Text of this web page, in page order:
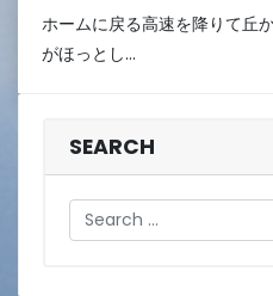
4
ホームに戻る高速を降りて丘
がほっとし…
SEARCH
Search